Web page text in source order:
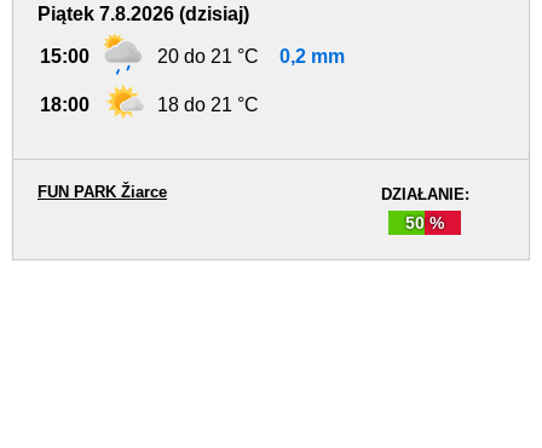
Piątek 7.8.2026 (dzisiaj)
15:00 20 do 21 °C 0,2 mm
18:00 18 do 21 °C
DZIAŁANIE:
50 %
FUN PARK Žiarce